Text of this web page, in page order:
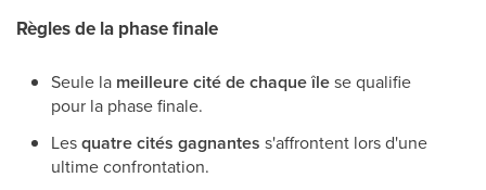
Règles de la phase finale
Seule la meilleure cité de chaque îlese qualifie
pour la phase finale.
Lesquatre cités gagnantes s'affrontent lors d'une
ultime confrontation.